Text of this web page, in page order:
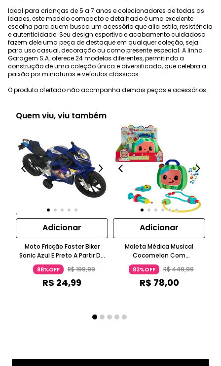
Ideal para crianças de 5 a 7 anos e colecionadores de todas as
idades, este modelo compacto e detalhado é uma excelente
escolha para quem busca um acessório que alia estilo, resistência
e autenticidade. Seu design esportivo e acabamento cuidadoso
fazem dele uma peça de destaque em qualquer coleção, seja
para uso casual, decoração ou como presente especial. A linha
Garagem S.A. oferece 24 modelos diferentes, permitindo a
construção de uma coleção única e diversificada, que celebra a
paixão por miniaturas e veículos clássicos.
O produto ofertado não acompanha demais peças e acessórios.
Quem viu, viu também
Adicionar
Moto Fricção Faster Biker
Sonic Azul E Preto A Partir De
Três Anos Candide
88%OFF R$199,99
R$ 24,99
Adicionar
Maleta Médica Musical
Cocomelon Com
Termômetro Interativo Azul
Claro Para 1 A 2 Anos Candide
83%OFF R$449,99
R$ 78,00